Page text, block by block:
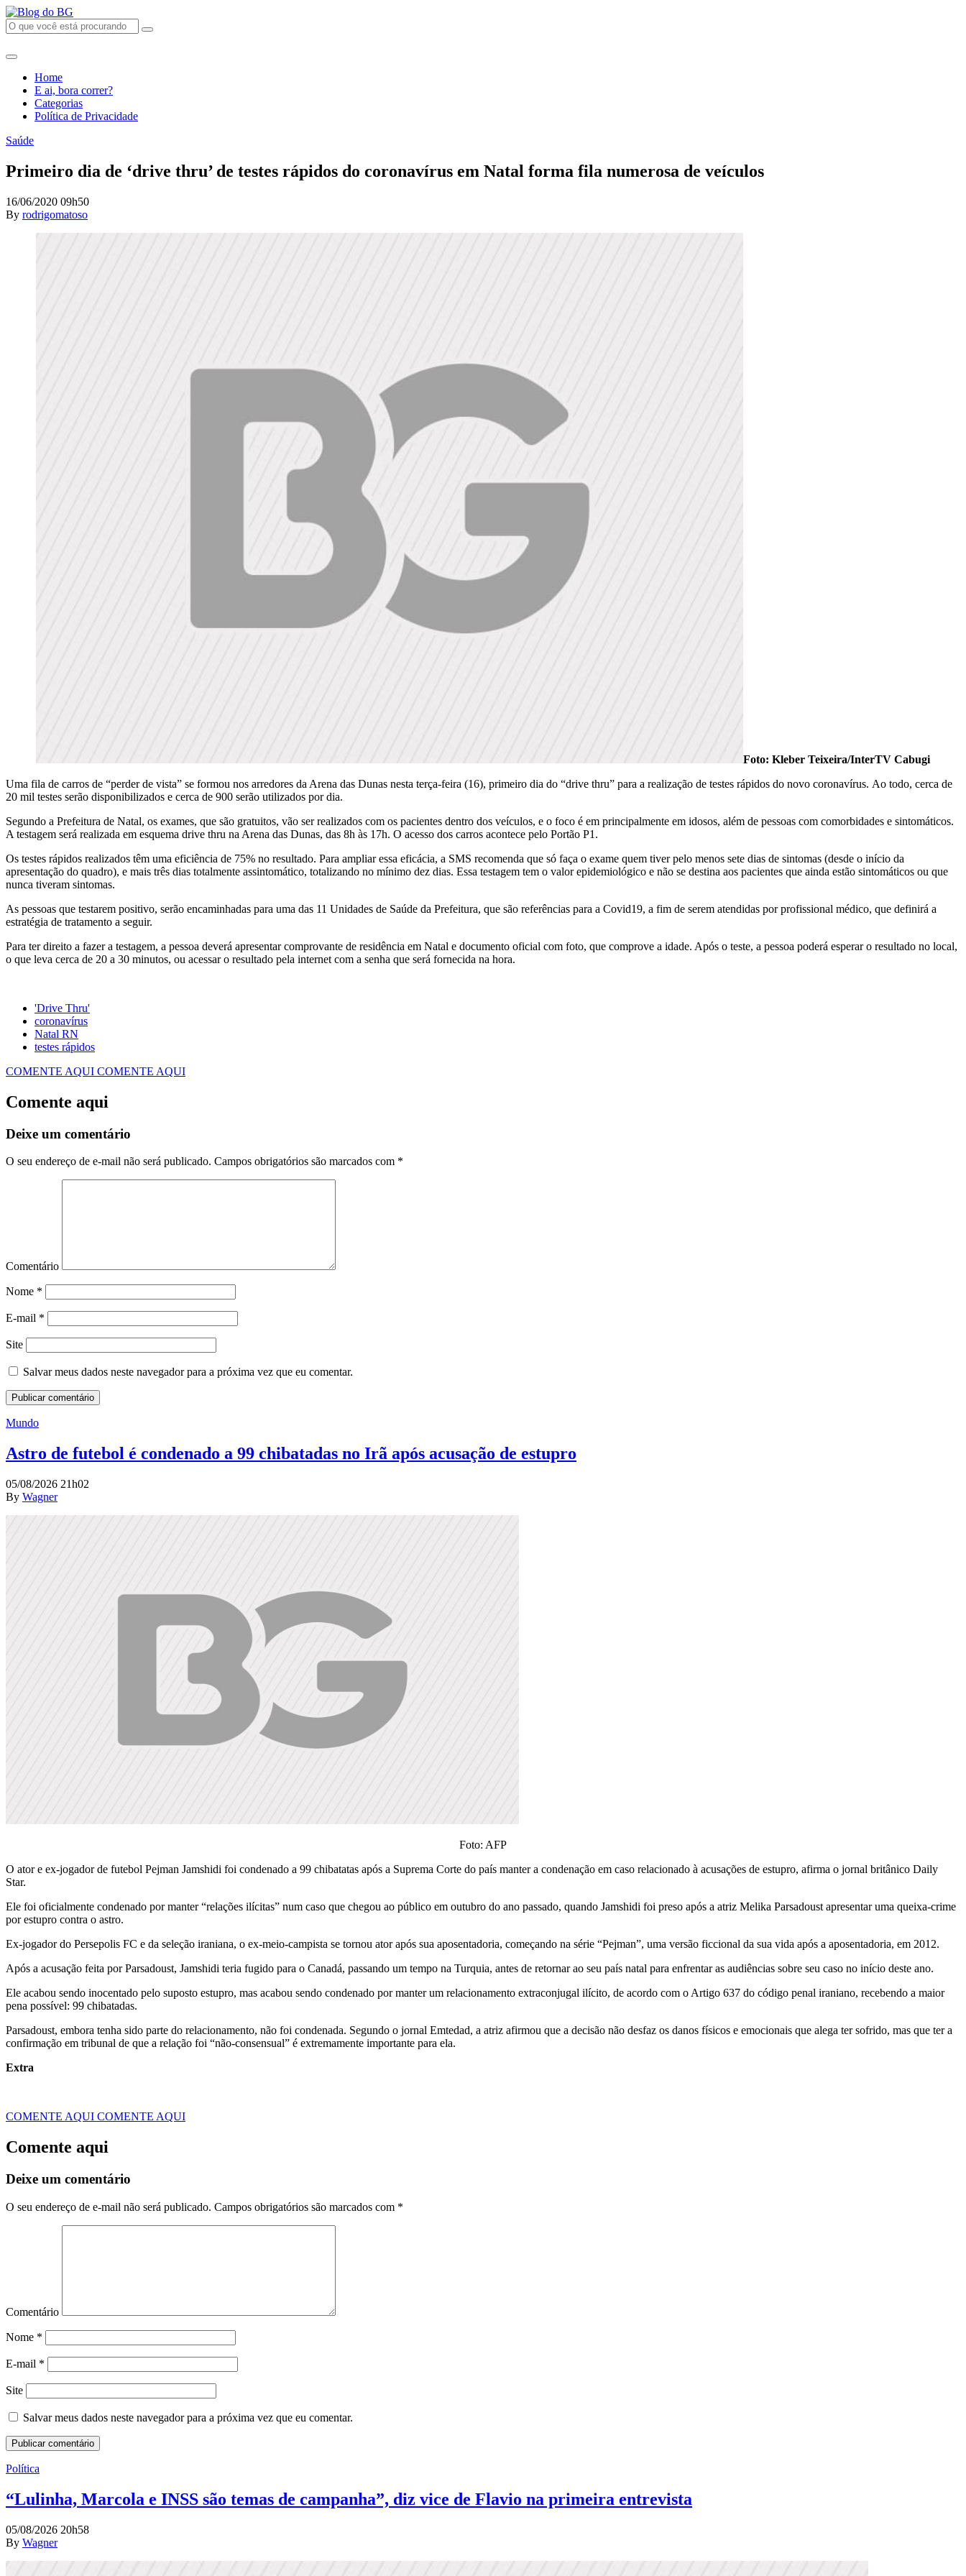
Home
E ai, bora correr?
Categorias
Política de Privacidade
Saúde
Primeiro dia de ‘drive thru’ de testes rápidos do coronavírus em Natal forma fila numerosa de veículos
16/06/2020 09h50
By rodrigomatoso
Foto: Kleber Teixeira/InterTV Cabugi
Uma fila de carros de “perder de vista” se formou nos arredores da Arena das Dunas nesta terça-feira (16), primeiro dia do “drive thru” para a realização de testes rápidos do novo coronavírus. Ao todo, cerca de
20 mil testes serão disponibilizados e cerca de 900 serão utilizados por dia.
Segundo a Prefeitura de Natal, os exames, que são gratuitos, vão ser realizados com os pacientes dentro dos veículos, e o foco é em principalmente em idosos, além de pessoas com comorbidades e sintomáticos.
A testagem será realizada em esquema drive thru na Arena das Dunas, das 8h às 17h. O acesso dos carros acontece pelo Portão P1.
Os testes rápidos realizados têm uma eficiência de 75% no resultado. Para ampliar essa eficácia, a SMS recomenda que só faça o exame quem tiver pelo menos sete dias de sintomas (desde o início da
apresentação do quadro), e mais três dias totalmente assintomático, totalizando no mínimo dez dias. Essa testagem tem o valor epidemiológico e não se destina aos pacientes que ainda estão sintomáticos ou que
nunca tiveram sintomas.
As pessoas que testarem positivo, serão encaminhadas para uma das 11 Unidades de Saúde da Prefeitura, que são referências para a Covid19, a fim de serem atendidas por profissional médico, que definirá a
estratégia de tratamento a seguir.
Para ter direito a fazer a testagem, a pessoa deverá apresentar comprovante de residência em Natal e documento oficial com foto, que comprove a idade. Após o teste, a pessoa poderá esperar o resultado no local,
o que leva cerca de 20 a 30 minutos, ou acessar o resultado pela internet com a senha que será fornecida na hora.
'Drive Thru'
coronavírus
Natal RN
testes rápidos
COMENTE AQUI COMENTE AQUI
Comente aqui
Deixe um comentário
O seu endereço de e-mail não será publicado. Campos obrigatórios são marcados com *
Comentário
Nome *
E-mail *
Site
Salvar meus dados neste navegador para a próxima vez que eu comentar.
Mundo
Astro de futebol é condenado a 99 chibatadas no Irã após acusação de estupro
05/08/2026 21h02
By Wagner
Foto: AFP
O ator e ex-jogador de futebol Pejman Jamshidi foi condenado a 99 chibatatas após a Suprema Corte do país manter a condenação em caso relacionado à acusações de estupro, afirma o jornal britânico Daily
Star.
Ele foi oficialmente condenado por manter “relações ilícitas” num caso que chegou ao público em outubro do ano passado, quando Jamshidi foi preso após a atriz Melika Parsadoust apresentar uma queixa-crime
por estupro contra o astro.
Ex-jogador do Persepolis FC e da seleção iraniana, o ex-meio-campista se tornou ator após sua aposentadoria, começando na série “Pejman”, uma versão ficcional da sua vida após a aposentadoria, em 2012.
Após a acusação feita por Parsadoust, Jamshidi teria fugido para o Canadá, passando um tempo na Turquia, antes de retornar ao seu país natal para enfrentar as audiências sobre seu caso no início deste ano.
Ele acabou sendo inocentado pelo suposto estupro, mas acabou sendo condenado por manter um relacionamento extraconjugal ilícito, de acordo com o Artigo 637 do código penal iraniano, recebendo a maior
pena possível: 99 chibatadas.
Parsadoust, embora tenha sido parte do relacionamento, não foi condenada. Segundo o jornal Emtedad, a atriz afirmou que a decisão não desfaz os danos físicos e emocionais que alega ter sofrido, mas que ter a
confirmação em tribunal de que a relação foi “não-consensual” é extremamente importante para ela.
Extra
COMENTE AQUI COMENTE AQUI
Comente aqui
Deixe um comentário
O seu endereço de e-mail não será publicado. Campos obrigatórios são marcados com *
Comentário
Nome *
E-mail *
Site
Salvar meus dados neste navegador para a próxima vez que eu comentar.
Política
“Lulinha, Marcola e INSS são temas de campanha”, diz vice de Flavio na primeira entrevista
05/08/2026 20h58
By Wagner